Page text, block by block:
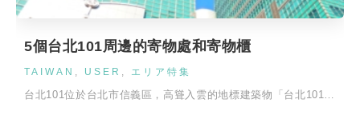
5個台北101周邊的寄物處和寄物櫃
TAIWAN , USER , エリア特集
台北101位於台北市信義區，高聳入雲的地標建築物「台北101…